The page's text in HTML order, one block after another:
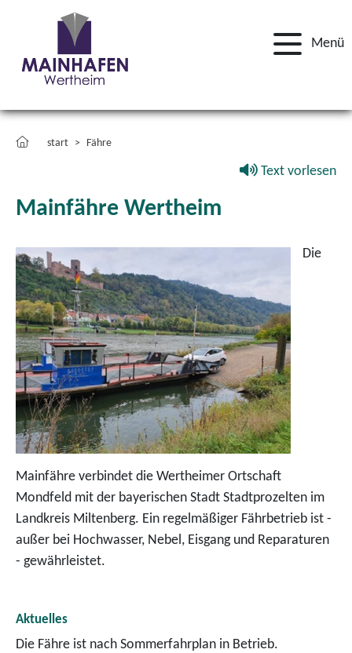
Menü
start Fähre
Text vorlesen
Mainfähre Wertheim
Die
Mainfähre verbindet die Wertheimer Ortschaft
Mondfeld mit der bayerischen Stadt Stadtprozelten im
Landkreis Miltenberg. Ein regelmäßiger Fährbetrieb ist -
außer bei Hochwasser, Nebel, Eisgang und Reparaturen
- gewährleistet.
Aktuelles
Die Fähre ist nach Sommerfahrplan in Betrieb.